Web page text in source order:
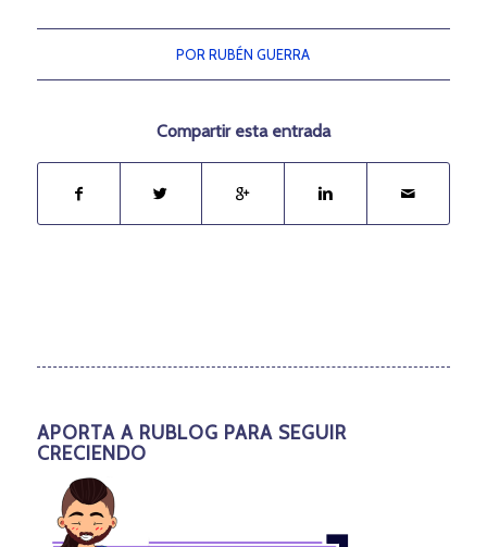
PORRUBÉN GUERRA
Compartir esta entrada
APORTA A RUBLOG PARA SEGUIR
CRECIENDO